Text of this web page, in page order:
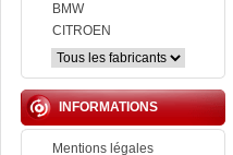
BMW
CITROEN
INFORMATIONS
Mentions légales